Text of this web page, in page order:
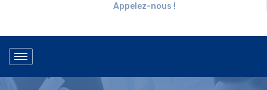
Appelez-nous !